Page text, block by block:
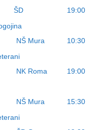
ŠD
19:00
NŠ Mura
10:30
NK Roma 19:00
NŠ Mura
15:30